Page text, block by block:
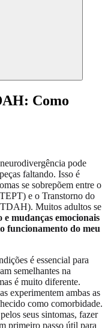
Como
pode
faltando. Isso é
se sobrepõem entre o
e o Transtorno do
Muitos adultos se
e mudanças emocionais
funcionamento do meu
é essencial para
semelhantes na
é muito diferente.
experimentem ambas as
como comorbidade.
seus sintomas, fazer
primeiro passo útil para